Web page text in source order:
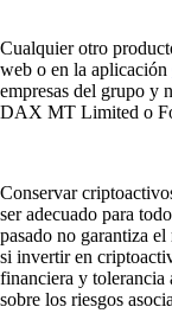
Cualquier otro
web o en la aplicación
empresas del grupo y
DAX MT Limited o
Conservar
ser adecuado para
pasado no garantiza
si invertir en
financiera y tolerancia
sobre los riesgos